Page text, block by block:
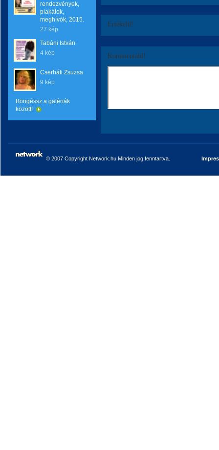
rendezvények,
plakátok,
meghívók, 2015.
27 kép
Tabáni István
4 kép
Cserháti Zsuzsa
9 kép
Böngéssz a galériák
között!
Értékeld!
Kommentáld!
© 2007 Copyright Network.hu Minden jog fenntartva.